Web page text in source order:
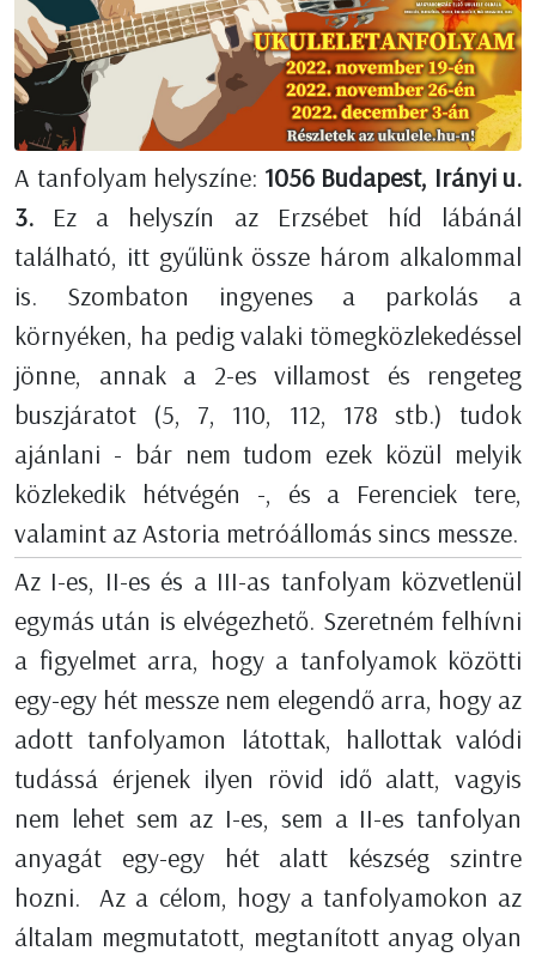
A tanfolyam helyszíne: 1056 Budapest, Irányi u.
3. Ez a helyszín az Erzsébet híd lábánál
található, itt gyűlünk össze három alkalommal
is. Szombaton ingyenes a parkolás a
környéken, ha pedig valaki tömegközlekedéssel
jönne, annak a 2-es villamost és rengeteg
buszjáratot (5, 7, 110, 112, 178 stb.) tudok
ajánlani - bár nem tudom ezek közül melyik
közlekedik hétvégén -, és a Ferenciek tere,
valamint az Astoria metróállomás sincs messze.
Az I-es, II-es és a III-as tanfolyam közvetlenül
egymás után is elvégezhető. Szeretném felhívni
a figyelmet arra, hogy a tanfolyamok közötti
egy-egy hét messze nem elegendő arra, hogy az
adott tanfolyamon látottak, hallottak valódi
tudássá érjenek ilyen rövid idő alatt, vagyis
nem lehet sem az I-es, sem a II-es tanfolyan
anyagát egy-egy hét alatt készség szintre
hozni. Az a célom, hogy a tanfolyamokon az
általam megmutatott, megtanított anyag olyan